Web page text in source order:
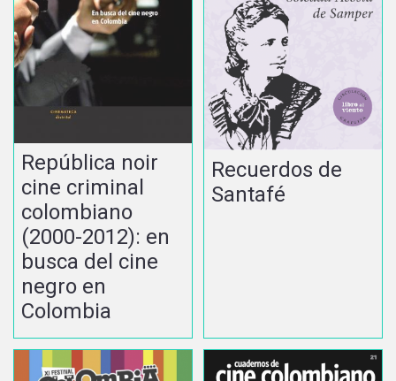
República noir
cine criminal
colombiano
(2000-2012): en
busca del cine
negro en
Colombia
Recuerdos de
Santafé